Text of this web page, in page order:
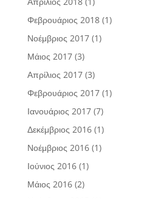
Φεβρουάριος 2018(1)
Νοέμβριος 2017(1)
Μάιος 2017(3)
Απρίλιος 2017(3)
Φεβρουάριος 2017(1)
Ιανουάριος 2017(7)
Δεκέμβριος 2016(1)
Νοέμβριος 2016(1)
Ιούνιος 2016(1)
Μάιος 2016(2)